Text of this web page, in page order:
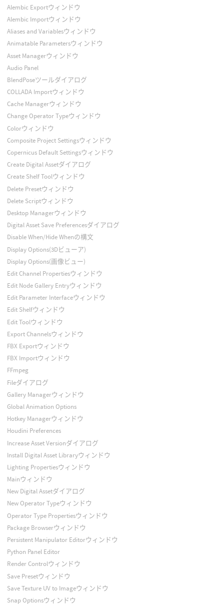
Alembic Exportウィンドウ
Alembic Importウィンドウ
Aliases and Variablesウィンドウ
Animatable Parametersウィンドウ
Asset Managerウィンドウ
Audio Panel
BlendPoseツールダイアログ
COLLADA Importウィンドウ
Cache Managerウィンドウ
Change Operator Typeウィンドウ
Colorウィンドウ
Composite Project Settingsウィンドウ
Copernicus Default Settingsウィンドウ
Create Digital Assetダイアログ
Create Shelf Toolウィンドウ
Delete Presetウィンドウ
Delete Scriptウィンドウ
Desktop Managerウィンドウ
Digital Asset Save Preferencesダイアログ
Disable When/Hide Whenの構文
Display Options(3Dビューア)
Display Options(画像ビュー)
Edit Channel Propertiesウィンドウ
Edit Node Gallery Entryウィンドウ
Edit Parameter Interfaceウィンドウ
Edit Shelfウィンドウ
Edit Toolウィンドウ
Export Channelsウィンドウ
FBX Exportウィンドウ
FBX Importウィンドウ
FFmpeg
Fileダイアログ
Gallery Managerウィンドウ
Global Animation Options
Hotkey Managerウィンドウ
Houdini Preferences
Increase Asset Versionダイアログ
Install Digital Asset Libraryウィンドウ
Lighting Propertiesウィンドウ
Mainウィンドウ
New Digital Assetダイアログ
New Operator Typeウィンドウ
Operator Type Propertiesウィンドウ
Package Browserウィンドウ
Persistent Manipulator Editorウィンドウ
Python Panel Editor
Render Controlウィンドウ
Save Presetウィンドウ
Save Texture UV to Imageウィンドウ
Snap Optionsウィンドウ